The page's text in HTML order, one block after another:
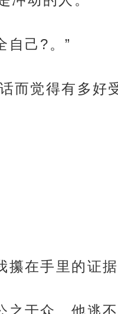
自己?。”
而觉得有多好
攥在手里的证
之于众，他逃